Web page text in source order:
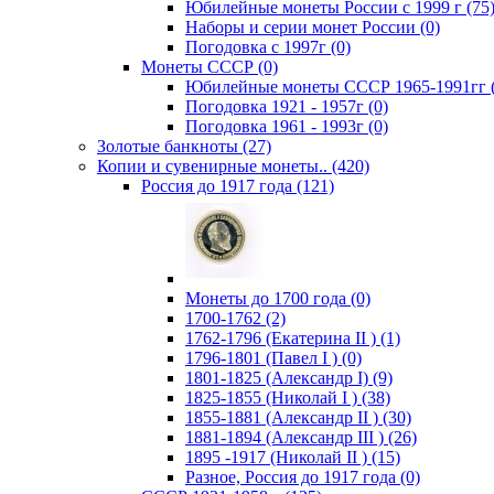
Юбилейные монеты России с 1999 г (75)
Наборы и серии монет России (0)
Погодовка c 1997г (0)
Монеты СССР (0)
Юбилейные монеты СССР 1965-1991гг
Погодовка 1921 - 1957г (0)
Погодовка 1961 - 1993г (0)
Золотые банкноты (27)
Копии и сувенирные монеты.. (420)
Россия до 1917 года (121)
Монеты до 1700 года (0)
1700-1762 (2)
1762-1796 (Екатерина II ) (1)
1796-1801 (Павел I ) (0)
1801-1825 (Александр I) (9)
1825-1855 (Николай I ) (38)
1855-1881 (Александр II ) (30)
1881-1894 (Александр III ) (26)
1895 -1917 (Николай II ) (15)
Разное, Россия до 1917 года (0)